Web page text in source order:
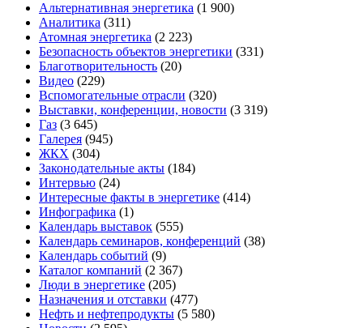
Альтернативная энергетика (1 900)
Аналитика (311)
Атомная энергетика (2 223)
Безопасность объектов энергетики (331)
Благотворительность (20)
Видео (229)
Вспомогательные отрасли (320)
Выставки, конференции, новости (3 319)
Газ (3 645)
Галерея (945)
ЖКХ (304)
Законодательные акты (184)
Интервью (24)
Интересные факты в энергетике (414)
Инфографика (1)
Календарь выставок (555)
Календарь семинаров, конференций (38)
Календарь событий (9)
Каталог компаний (2 367)
Люди в энергетике (205)
Назначения и отставки (477)
Нефть и нефтепродукты (5 580)